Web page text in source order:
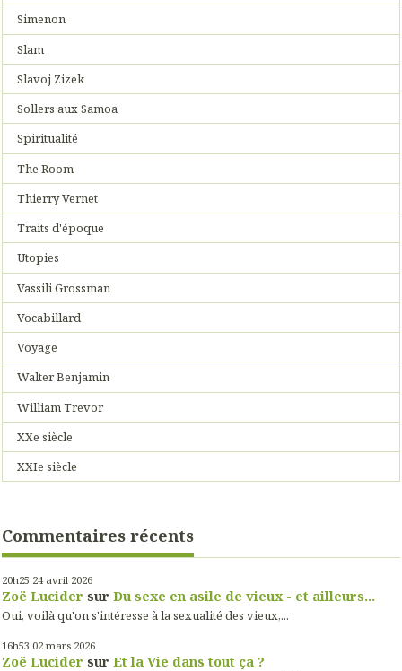
Simenon
Slam
Slavoj Zizek
Sollers aux Samoa
Spiritualité
The Room
Thierry Vernet
Traits d'époque
Utopies
Vassili Grossman
Vocabillard
Voyage
Walter Benjamin
William Trevor
XXe siècle
XXIe siècle
Commentaires récents
20h25 24 avril 2026
Zoë Lucider sur Du sexe en asile de vieux - et ailleurs...
Oui, voilà qu'on s'intéresse à la sexualité des vieux,...
16h53 02 mars 2026
Zoë Lucider sur Et la Vie dans tout ça ?